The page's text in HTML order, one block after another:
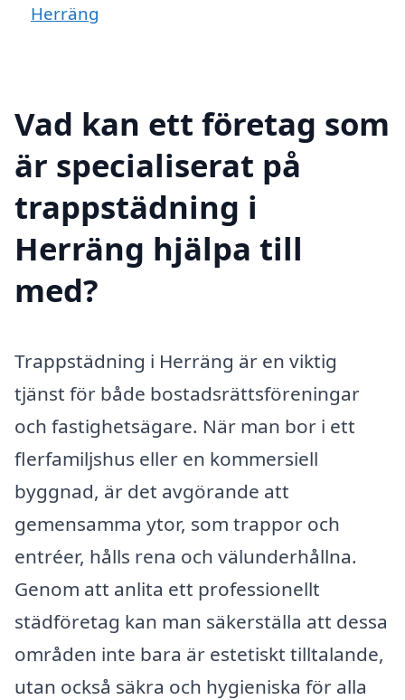
Herräng
Vad kan ett företag som
är specialiserat på
trappstädning i
Herräng hjälpa till
med?
Trappstädning i Herräng är en viktig
tjänst för både bostadsrättsföreningar
och fastighetsägare. När man bor i ett
flerfamiljshus eller en kommersiell
byggnad, är det avgörande att
gemensamma ytor, som trappor och
entréer, hålls rena och välunderhållna.
Genom att anlita ett professionellt
städföretag kan man säkerställa att dessa
områden inte bara är estetiskt tilltalande,
utan också säkra och hygieniska för alla